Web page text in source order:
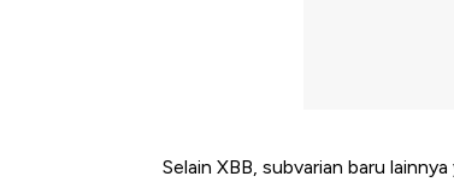
Selain XBB, subvarian baru